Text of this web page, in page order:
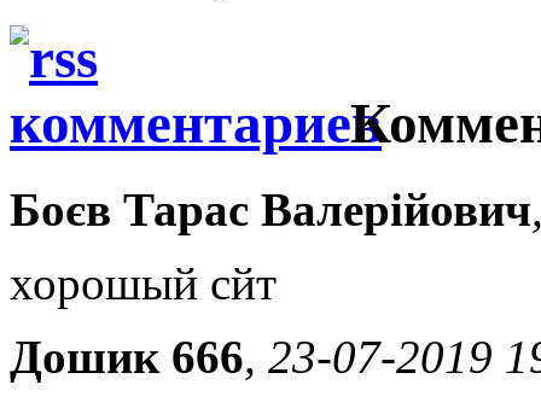
Боєв Тарас Валерійович
хорошый сйт
Дошик 666, 23-07-2019